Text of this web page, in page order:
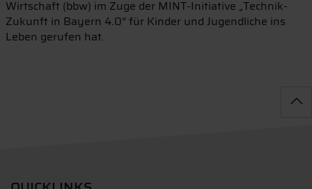
Wirtschaft (bbw) im Zuge der MINT-Initiative „Technik-
Zukunft in Bayern 4.0“ für Kinder und Jugendliche ins
Leben gerufen hat.